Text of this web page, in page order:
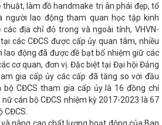
Công và Xúc tiến thương mại
Hà Tĩnh tự hào thương hiệu Việt"
điện cho khu vực
Tiếp tục
trợ, CN-TTCN giai đoạn 2026-
công tác tháng 01 năm 2026
Bộ
lý, kiểm soát hóa chất hạn chế sản
kiểm định kỹ thuật an toàn lao
tiếp đà tăng trưởng
CHÀO
Thương mại điện tử & Kinh tế số
tổ chức thành công Lớp đào tạo hỗ
xuyên biên giới
lễ dịp Giỗ Tổ Hùng Vương và
làm đồ handmake tri ân phái đẹp, tổ
người lao động tham quan học tập kinh
địa chỉ đỏ trong và ngoài tỉnh, VHVN-
các CĐCS được cấp ủy quan tâm, nhiều
lao động đã được đề bạt bổ nhiệm giữ các
cơ quan, đơn vị. Đặc biệt tại Đại hội Đảng
gia cấp ủy các cấp đã tăng so với đầu
CĐCS tham gia cấp ủy là 16 đồng chí
nữ cán bộ CĐCS nhiệm kỳ 2017-2023 là 67
CĐCS.